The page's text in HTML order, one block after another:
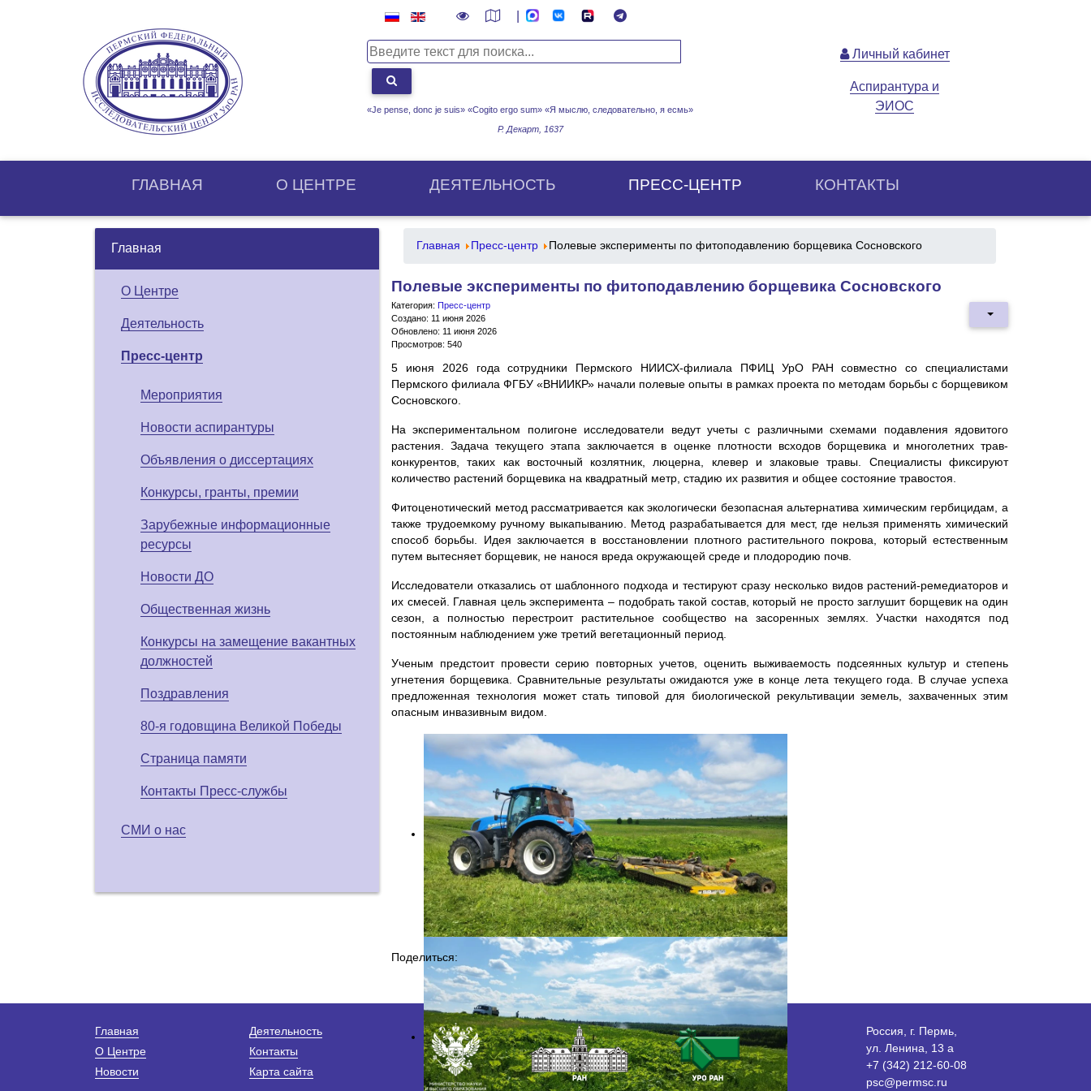
«Je pense, donc je suis» «Cogito ergo sum» «Я мыслю, следовательно, я есмь»
Р. Декарт, 1637
Личный кабинет
Аспирантура и
ЭИОС
ГЛАВНАЯ О ЦЕНТРE ДЕЯТЕЛЬНОСТЬ ПРЕСС-ЦЕНТР КОНТАКТЫ
Главная
О Центре
Деятельность
Пресс-центр
Мероприятия
Новости аспирантуры
Объявления о диссертациях
Конкурсы, гранты, премии
Зарубежные информационные
ресурсы
Новости ДО
Общественная жизнь
Конкурсы на замещение вакантных
должностей
Поздравления
80-я годовщина Великой Победы
Страница памяти
Контакты Пресс-службы
СМИ о нас
Главная Пресс-центр Полевые эксперименты по фитоподавлению борщевика Сосновского
Полевые эксперименты по фитоподавлению борщевика Сосновского
Категория: Пресс-центр
Создано: 11 июня 2026
Обновлено: 11 июня 2026
Просмотров: 540
5 июня 2026 года сотрудники Пермского НИИСХ-филиала ПФИЦ УрО РАН совместно со специалистами
Пермского филиала ФГБУ «ВНИИКР» начали полевые опыты в рамках проекта по методам борьбы с борщевиком
Сосновского.
На экспериментальном полигоне исследователи ведут учеты с различными схемами подавления ядовитого
растения. Задача текущего этапа заключается в оценке плотности всходов борщевика и многолетних трав-
конкурентов, таких как восточный козлятник, люцерна, клевер и злаковые травы. Специалисты фиксируют
количество растений борщевика на квадратный метр, стадию их развития и общее состояние травостоя.
Фитоценотический метод рассматривается как экологически безопасная альтернатива химическим гербицидам, а
также трудоемкому ручному выкапыванию. Метод разрабатывается для мест, где нельзя применять химический
способ борьбы. Идея заключается в восстановлении плотного растительного покрова, который естественным
путем вытесняет борщевик, не нанося вреда окружающей среде и плодородию почв.
Исследователи отказались от шаблонного подхода и тестируют сразу несколько видов растений-ремедиаторов и
их смесей. Главная цель эксперимента – подобрать такой состав, который не просто заглушит борщевик на один
сезон, а полностью перестроит растительное сообщество на засоренных землях. Участки находятся под
постоянным наблюдением уже третий вегетационный период.
Ученым предстоит провести серию повторных учетов, оценить выживаемость подсеянных культур и степень
угнетения борщевика. Сравнительные результаты ожидаются уже в конце лета текущего года. В случае успеха
предложенная технология может стать типовой для биологической рекультивации земель, захваченных этим
опасным инвазивным видом.
Поделиться:
Главная
О Центре
Новости
Деятельность
Контакты
Карта сайта
Россия, г. Пермь,
ул. Ленина, 13 а
+7 (342) 212-60-08
psc@permsc.ru